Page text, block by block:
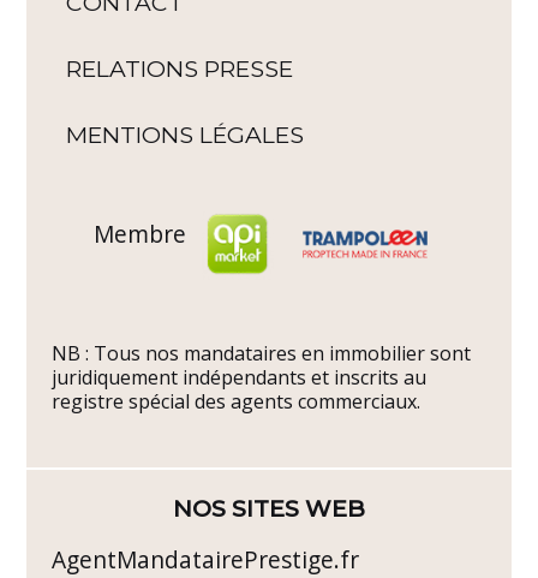
RELATIONS PRESSE
MENTIONS LÉGALES
Membre
NB : Tous nos mandataires en immobilier sont
juridiquement indépendants et inscrits au
registre spécial des agents commerciaux.
NOS SITES WEB
AgentMandatairePrestige.fr